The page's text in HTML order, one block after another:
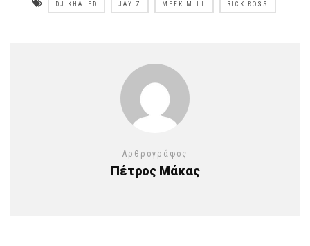
DJ KHALED JAY Z MEEK MILL RICK ROSS
Αρθρογράφος
Πέτρος Μάκας